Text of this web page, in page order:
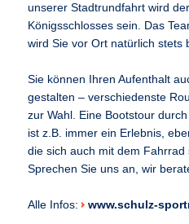
unserer Stadtrundfahrt wird
Königsschlosses sein. Das
wird Sie vor Ort natürlich stets
Sie können Ihren Aufenthalt
gestalten – verschiedenste
zur Wahl. Eine Bootstour
ist z.B. immer ein Erlebnis,
die sich auch mit dem Fahrrad
Sprechen Sie uns an, wir
Alle Infos: www.schulz-